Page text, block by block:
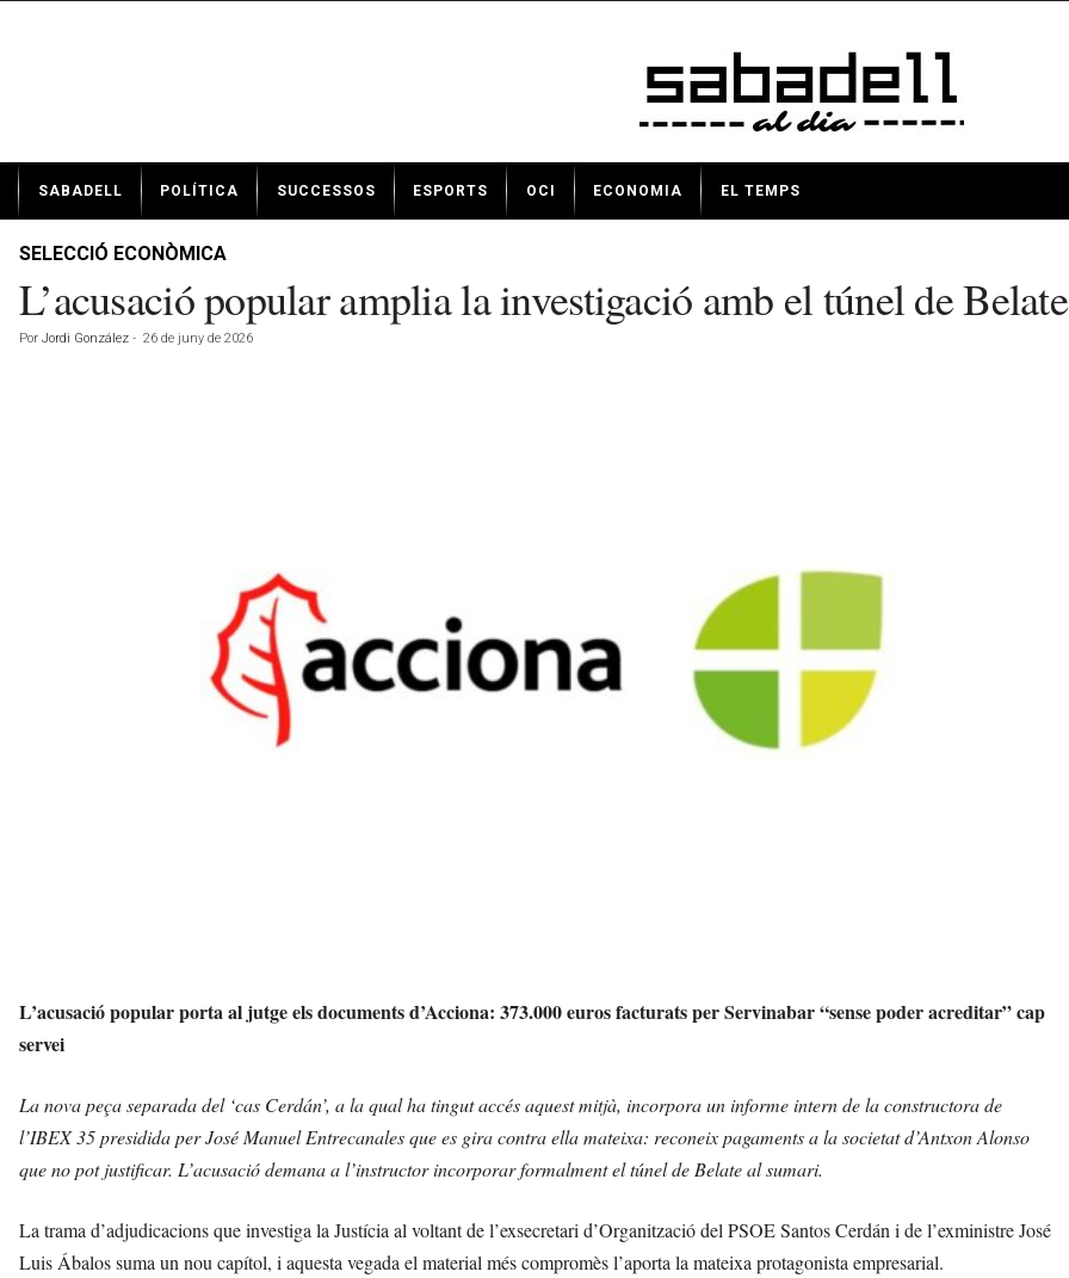
t
SABADELL POLÍTICA SUCCESSOS ESPORTS OCI ECONOMIA EL TEMPS
SELECCIÓ ECONÒMICA
L’acusació popular amplia la investigació amb el túnel de Belate
Por Jordi González - 26 de juny de 2026
L’acusació popular porta al jutge els documents d’Acciona: 373.000 euros facturats per Servinabar “sense poder acreditar” cap
servei
La nova peça separada del ‘cas Cerdán’, a la qual ha tingut accés aquest mitjà, incorpora un informe intern de la constructora de
l’IBEX 35 presidida per José Manuel Entrecanales que es gira contra ella mateixa: reconeix pagaments a la societat d’Antxon Alonso
que no pot justificar. L’acusació demana a l’instructor incorporar formalment el túnel de Belate al sumari.
La trama d’adjudicacions que investiga la Justícia al voltant de l’exsecretari d’Organització del PSOE Santos Cerdán i de l’exministre José
Luis Ábalos suma un nou capítol, i aquesta vegada el material més compromès l’aporta la mateixa protagonista empresarial.